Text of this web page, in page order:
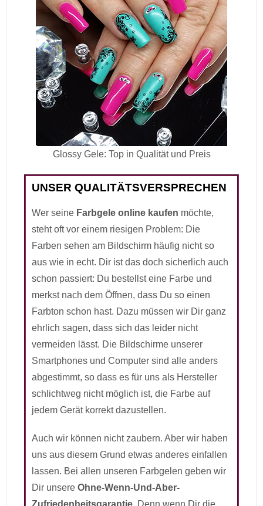
Glossy Gele: Top in Qualität und Preis
UNSER QUALITÄTSVERSPRECHEN
Wer seine Farbgele online kaufen möchte,
steht oft vor einem riesigen Problem: Die
Farben sehen am Bildschirm häufig nicht so
aus wie in echt. Dir ist das doch sicherlich auch
schon passiert: Du bestellst eine Farbe und
merkst nach dem Öffnen, dass Du so einen
Farbton schon hast. Dazu müssen wir Dir ganz
ehrlich sagen, dass sich das leider nicht
vermeiden lässt. Die Bildschirme unserer
Smartphones und Computer sind alle anders
abgestimmt, so dass es für uns als Hersteller
schlichtweg nicht möglich ist, die Farbe auf
jedem Gerät korrekt dazustellen.
Auch wir können nicht zaubern. Aber wir haben
uns aus diesem Grund etwas anderes einfallen
lassen. Bei allen unseren Farbgelen geben wir
Dir unsere Ohne-Wenn-Und-Aber-
Zufriedenheitsgarantie . Denn wenn Dir die